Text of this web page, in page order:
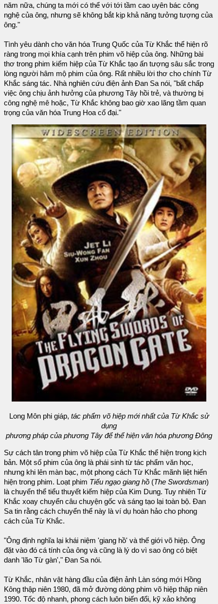
năm nữa, chúng ta mới có thể với tới tầm cao uyên bác công
nghệ của ông, nhưng sẽ không bắt kịp khả năng tưởng tượng của
ông."
Tình yêu dành cho văn hóa Trung Quốc của Từ Khắc thể hiện rõ
ràng trong mọi khía cạnh trên phim võ hiệp của ông. Những bài
thơ trong phim kiếm hiệp của Từ Khắc tạo ấn tượng sâu sắc trong
lòng người hâm mộ phim của ông. Rất nhiều lời thơ cho chính Từ
Khắc sáng tác. Nhà nghiên cứu điện ảnh Đan Sa nói, "bất chấp
việc ông chịu ảnh hưởng của phương Tây hồi trẻ, và thường bị
công nghệ mê hoặc, Từ Khắc không bao giờ xao lãng tầm quan
trọng của văn hóa Trung Hoa cổ đại."
Long Môn phi giáp, tác phẩm võ hiệp mới nhất của Từ Khắc sử
dụng
phương pháp của phương Tây để thể hiện văn hóa phương Đông
Sự cách tân trong phim võ hiệp của Từ Khắc thể hiện trong kịch
bản. Một số phim của ông là phái sinh từ tác phẩm văn học,
nhưng khi lên màn bạc, một phong cách Từ Khắc mãnh liệt hiển
hiện trong phim. Loạt phim Tiếu ngạo giang hồ (The Swordsman)
là chuyển thể tiểu thuyết kiếm hiệp của Kim Dung. Tuy nhiên Từ
Khắc xoay chuyển câu chuyện gốc và sáng tạo lại toàn bộ. Đan
Sa tin rằng cách chuyển thể này là ví dụ hoàn hảo cho phong
cách của Từ Khắc.
"Ông định nghĩa lại khái niệm 'giang hồ' và thế giới võ hiệp. Ông
đặt vào đó cá tính của ông và cũng là lý do vì sao ông có biệt
danh 'lão Từ gàn'," Đan Sa nói.
Từ Khắc, nhân vật hàng đầu của điện ảnh Làn sóng mới Hồng
Kông thập niên 1980, đã mở đường dòng phim võ hiệp thập niên
1990. Tốc độ nhanh, phong cách luôn biến đổi, kỹ xảo không